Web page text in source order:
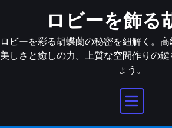
content
ロビーを飾る
ロビーを彩る胡蝶蘭の秘密を紐解く。
美しさと癒しの力。上質な空間作りの
ょう。